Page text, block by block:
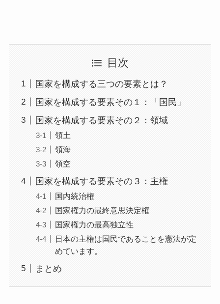
目次
国家を構成する三つの要素とは？
国家を構成する要素その１：「国民」
国家を構成する要素その２：領域
領土
領海
領空
国家を構成する要素その３：主権
国内統治権
国家権力の最終意思決定権
国家権力の最高独立性
日本の主権は国民であることを憲法が定
めています。
まとめ